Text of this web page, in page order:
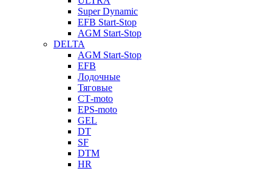
Super Dynamic
EFB Start-Stop
AGM Start-Stop
DELTA
AGM Start-Stop
EFB
Лодочные
Тяговые
СТ-moto
EPS-moto
GEL
DT
SF
DTM
HR